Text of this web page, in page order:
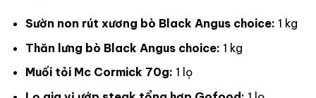
Sườn non rút xương bò Black Angus choice: 1 kg
Thăn lưng bò Black Angus choice: 1 kg
Muối tỏi Mc Cormick 70g: 1 lọ